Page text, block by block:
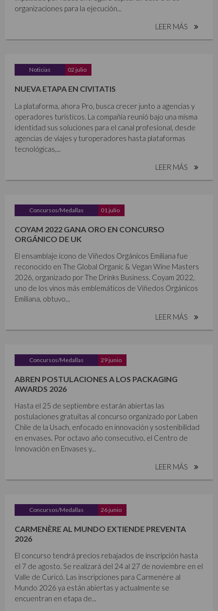
organizaciones para la ejecución...
LEER MÁS
Noticias 02 julio
NUEVA ETAPA EN CIVITATIS
La plataforma, ahora Pro, busca crecer junto a agencias y
operadores turísticos. La compañía reunió bajo una misma
identidad sus soluciones para el canal profesional, desde
agencias de viajes y turoperadores hasta plataformas
tecnológicas,...
LEER MÁS
Concursos/Medallas 01 julio
COYAM 2022 GANA ORO EN CONCURSO
ORGÁNICO DE UK
El ensamblaje ícono de Viñedos Orgánicos Emiliana fue
reconocido en The Global Organic & Vegan Wine Masters
2026, organizado por The Drinks Business. Coyam 2022,
uno de los vinos más emblemáticos de Viñedos Orgánicos
Emiliana, obtuvo...
LEER MÁS
Concursos/Medallas 29 junio
ABREN POSTULACIONES A LOS PACKAGING
AWARDS 2026
Hasta el 25 de septiembre estarán abiertas las
postulaciones gratuitas al concurso organizado por Laben
Chile de la Usach, enfocado en innovación y sostenibilidad
en envases. Por octavo año consecutivo, el Centro de
Innovación en Envases y...
LEER MÁS
Concursos/Medallas 26 junio
CARMENÈRE AL MUNDO EXTIENDE PREVENTA
2026
El concurso tendrá precios rebajados de inscripción hasta
el 7 de agosto. Se realizará del 24 al 27 de noviembre en el
Valle de Curicó. Las inscripciones para Carmenère al
Mundo 2026 ya están abiertas y actualmente se
encuentran en etapa de...